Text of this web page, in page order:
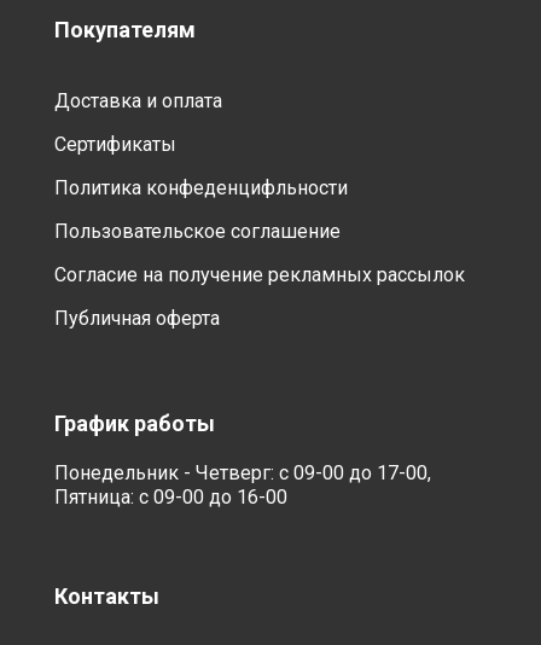
Покупателям
Доставка и оплата
Сертификаты
Политика конфеденцифльности
Пользовательское соглашение
Согласие на получение рекламных рассылок
Публичная оферта
График работы
Понедельник - Четверг: с 09-00 до 17-00,
Пятница: с 09-00 до 16-00
Контакты